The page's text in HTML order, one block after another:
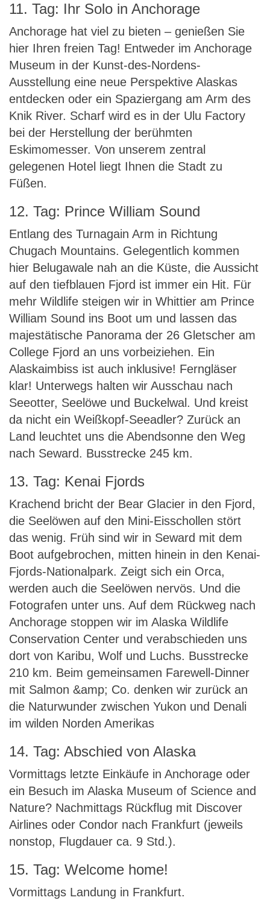
11. Tag: Ihr Solo in Anchorage
Anchorage hat viel zu bieten – genießen Sie
hier Ihren freien Tag! Entweder im Anchorage
Museum in der Kunst-des-Nordens-
Ausstellung eine neue Perspektive Alaskas
entdecken oder ein Spaziergang am Arm des
Knik River. Scharf wird es in der Ulu Factory
bei der Herstellung der berühmten
Eskimomesser. Von unserem zentral
gelegenen Hotel liegt Ihnen die Stadt zu
Füßen.
12. Tag: Prince William Sound
Entlang des Turnagain Arm in Richtung
Chugach Mountains. Gelegentlich kommen
hier Belugawale nah an die Küste, die Aussicht
auf den tiefblauen Fjord ist immer ein Hit. Für
mehr Wildlife steigen wir in Whittier am Prince
William Sound ins Boot um und lassen das
majestätische Panorama der 26 Gletscher am
College Fjord an uns vorbeiziehen. Ein
Alaskaimbiss ist auch inklusive! Ferngläser
klar! Unterwegs halten wir Ausschau nach
Seeotter, Seelöwe und Buckelwal. Und kreist
da nicht ein Weißkopf-Seeadler? Zurück an
Land leuchtet uns die Abendsonne den Weg
nach Seward. Busstrecke 245 km.
13. Tag: Kenai Fjords
Krachend bricht der Bear Glacier in den Fjord,
die Seelöwen auf den Mini-Eisschollen stört
das wenig. Früh sind wir in Seward mit dem
Boot aufgebrochen, mitten hinein in den Kenai-
Fjords-Nationalpark. Zeigt sich ein Orca,
werden auch die Seelöwen nervös. Und die
Fotografen unter uns. Auf dem Rückweg nach
Anchorage stoppen wir im Alaska Wildlife
Conservation Center und verabschieden uns
dort von Karibu, Wolf und Luchs. Busstrecke
210 km. Beim gemeinsamen Farewell-Dinner
mit Salmon &amp; Co. denken wir zurück an
die Naturwunder zwischen Yukon und Denali
im wilden Norden Amerikas
14. Tag: Abschied von Alaska
Vormittags letzte Einkäufe in Anchorage oder
ein Besuch im Alaska Museum of Science and
Nature? Nachmittags Rückflug mit Discover
Airlines oder Condor nach Frankfurt (jeweils
nonstop, Flugdauer ca. 9 Std.).
15. Tag: Welcome home!
Vormittags Landung in Frankfurt.